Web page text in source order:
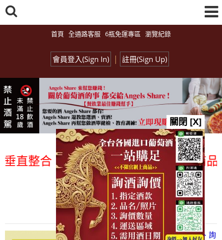
首頁 全通路客服 6瓶免運專區 瀏覽紀錄
會員登入(Sign In) | 註冊(Sign Up)
整合、一次購足」各國進口酒類商品
總覽-促銷&活動
all events
【凡酒問Angels Share】線上選酒、詢
關閉 [X]